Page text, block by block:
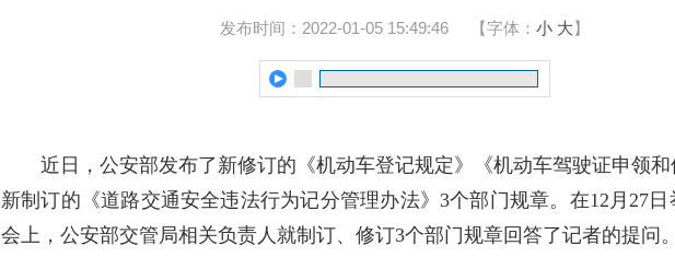
发布时间：2022-01-05 15:49:46 【字体： 小 大】
近日，公安部发布了新修订的《机动车登记规定》《机动车驾驶证申领和
新制订的《道路交通安全违法行为记分管理办法》3个部门规章。在12月27
会上，公安部交管局相关负责人就制订、修订3个部门规章回答了记者的提问。